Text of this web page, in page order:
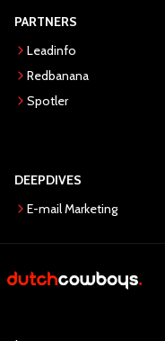
PARTNERS
Leadinfo
Redbanana
Spotler
DEEPDIVES
E-mail Marketing